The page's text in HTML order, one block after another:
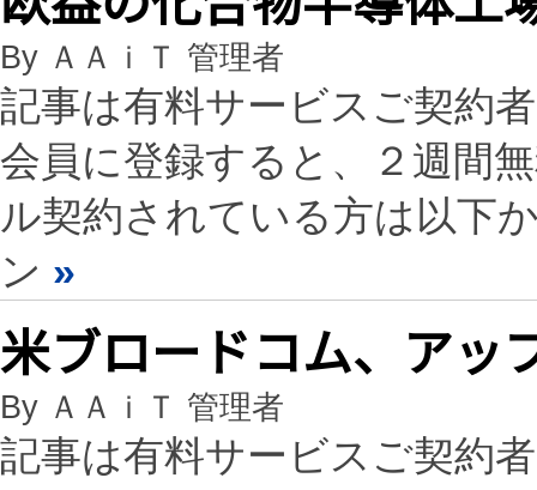
By ＡＡｉＴ 管理者
記事は有料サービスご契約
会員に登録すると、２週間
ル契約されている方は以下
ン »
米ブロードコム、アッ
By ＡＡｉＴ 管理者
記事は有料サービスご契約